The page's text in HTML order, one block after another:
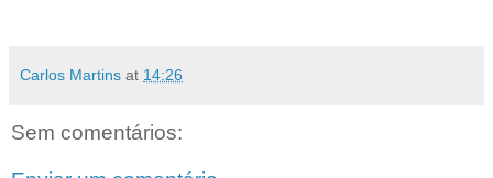
Carlos Martins at 14:26
Sem comentários: